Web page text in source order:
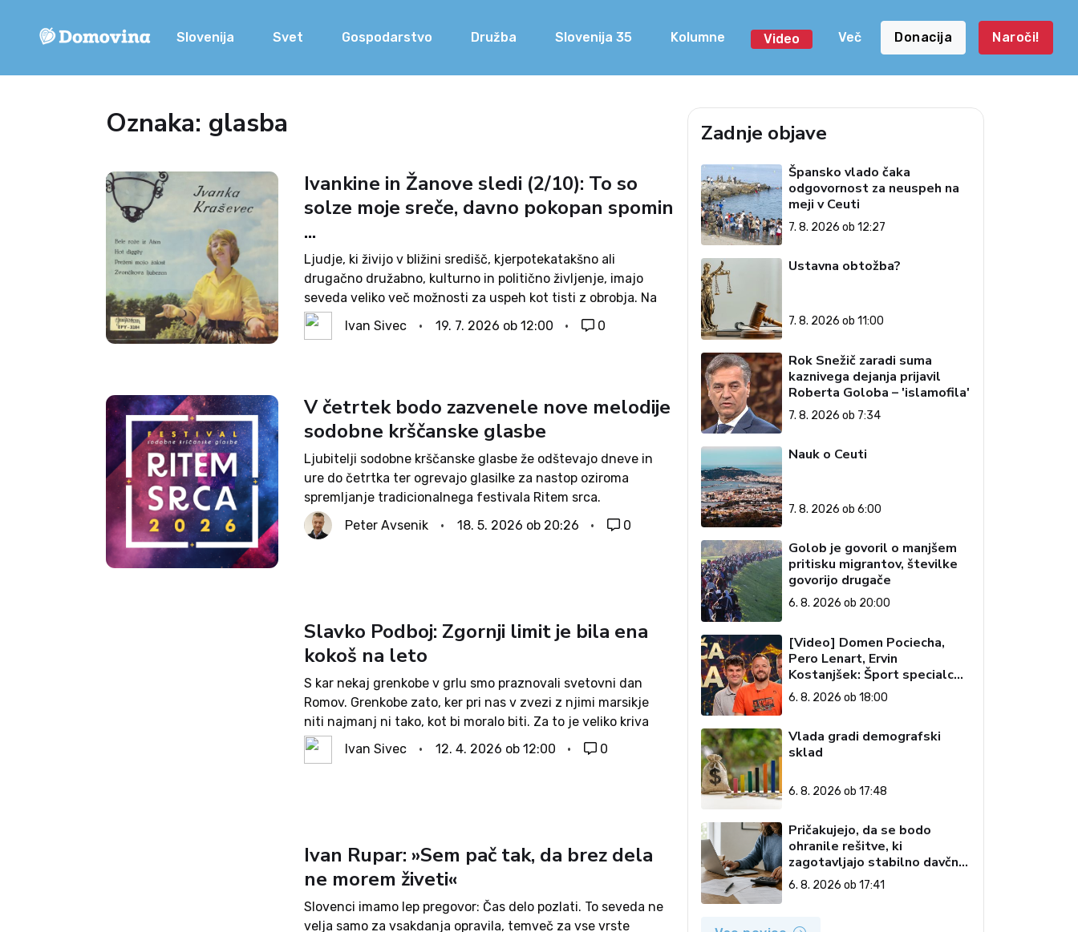
Slovenija Svet Gospodarstvo Družba Slovenija 35 Kolumne Video Več Donacija Naroči!
Oznaka: glasba
Ivankine in Žanove sledi (2/10): To so
solze moje sreče, davno pokopan spomin
...
Ljudje, ki živijo v bližini središč, kjerpotekatakšno ali
drugačno družabno, kulturno in politično življenje, imajo
seveda veliko več možnosti za uspeh kot tisti z obrobja. Na
žalost tako nikoli ne pride do izraza veliko nadarjenih ljudi
oziroma se morajo sami...
Ivan Sivec 19. 7. 2026 ob 12:00 0
V četrtek bodo zazvenele nove melodije
sodobne krščanske glasbe
Ljubitelji sodobne krščanske glasbe že odštevajo dneve in
ure do četrtka ter ogrevajo glasilke za nastop oziroma
spremljanje tradicionalnega festivala Ritem srca.
Festivalsko dogajanje se bo začelo že ob pol šestih popoldne
ob stojnicah, glasbeni del pa bo ob pol...
Peter Avsenik 18. 5. 2026 ob 20:26 0
Slavko Podboj: Zgornji limit je bila ena
kokoš na leto
S kar nekaj grenkobe v grlu smo praznovali svetovni dan
Romov. Grenkobe zato, ker pri nas v zvezi z njimi marsikje
niti najmanj ni tako, kot bi moralo biti. Za to je veliko kriva
širša družba, največ pa oni sami....
Ivan Sivec 12. 4. 2026 ob 12:00 0
Ivan Rupar: »Sem pač tak, da brez dela
ne morem živeti«
Slovenci imamo lep pregovor: Čas delo pozlati. To seveda ne
velja samo za vsakdanja opravila, temveč za vse vrste
Zadnje objave
Špansko vlado čaka
odgovornost za neuspeh na
meji v Ceuti
7. 8. 2026 ob 12:27
Ustavna obtožba?
7. 8. 2026 ob 11:00
Rok Snežič zaradi suma
kaznivega dejanja prijavil
Roberta Goloba – 'islamofila'
7. 8. 2026 ob 7:34
Nauk o Ceuti
7. 8. 2026 ob 6:00
Golob je govoril o manjšem
pritisku migrantov, številke
govorijo drugače
6. 8. 2026 ob 20:00
[Video] Domen Pociecha,
Pero Lenart, Ervin
Kostanjšek: Šport specialcev
(Vroča tema, 6. 8. 2026)
6. 8. 2026 ob 18:00
Vlada gradi demografski
sklad
6. 8. 2026 ob 17:48
Pričakujejo, da se bodo
ohranile rešitve, ki
zagotavljajo stabilno davčno
okolje
6. 8. 2026 ob 17:41